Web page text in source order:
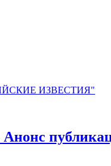
ИЗВЕСТИЯ"
Анонс